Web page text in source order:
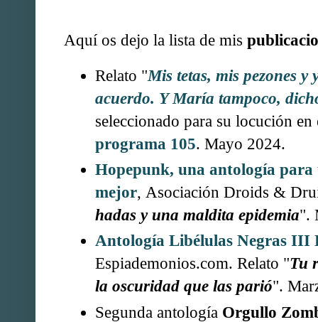
Aquí os dejo la lista de mis
Relato "Mis tetas, mis pezones y
acuerdo. Y María tampoco,
seleccionado para su locución
programa 105. Mayo 2024.
Hopepunk, una antología para
mejor, Asociación Droids &
hadas y una maldita epidemia".
Antología Libélulas Negras III
Espiademonios.com. Relato "Tu
la oscuridad que las parió".
Segunda antología Orgullo